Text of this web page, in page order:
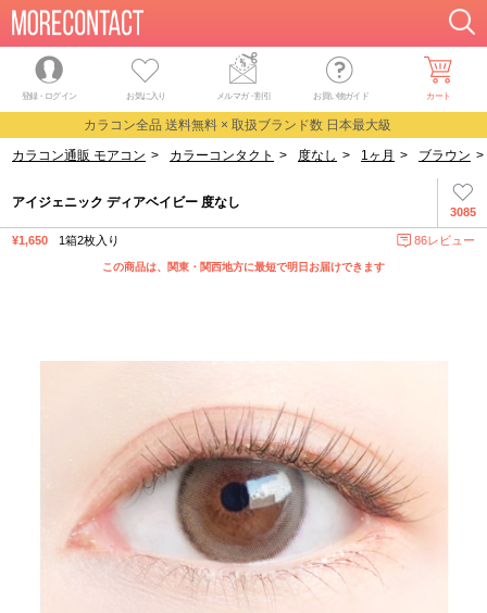
登録・ログイン お気に入り メルマガ・割引 お買い物ガイド カート
カラコン全品 送料無料 × 取扱ブランド数 日本最大級
カラコン通販 モアコン > カラーコンタクト > 度なし > 1ヶ月 > ブラウン >
3085
アイジェニック ディアベイビー 度なし
¥1,650 1箱2枚入り 86レビュー
この商品は、関東・関西地方に最短で明日お届けできます